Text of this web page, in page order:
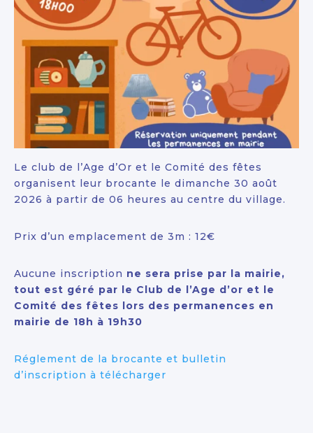
Le club de l’Age d’Or et le Comité des fêtes
organisent leur brocante le dimanche 30 août
2026 à partir de 06 heures au centre du village.
Prix d’un emplacement de 3m : 12€
Aucune inscription ne sera prise par la mairie,
tout est géré par le Club de l’Age d’or et le
Comité des fêtes lors des permanences en
mairie de 18h à 19h30
Réglement de la brocante et bulletin
d’inscription à télécharger